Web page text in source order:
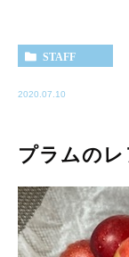
STAFF
2020.07.10
プラムの